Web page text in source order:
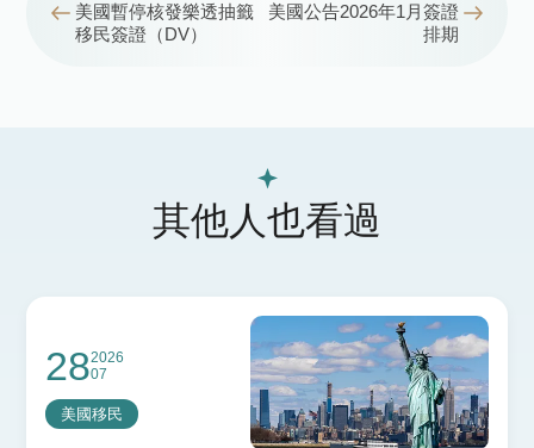
美國暫停核發樂透抽籤
移民簽證（DV）
美國公告2026年1月簽證
排期
其他人也看過
282026
07
美國移民